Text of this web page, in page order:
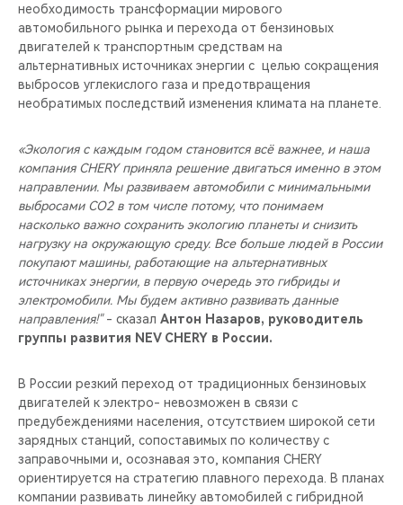
необходимость трансформации мирового
автомобильного рынка и перехода от бензиновых
двигателей к транспортным средствам на
альтернативных источниках энергии с целью сокращения
выбросов углекислого газа и предотвращения
необратимых последствий изменения климата на планете.
«Экология с каждым годом становится всё важнее, и наша
компания CHERY приняла решение двигаться именно в этом
направлении. Мы развиваем автомобили с минимальными
выбросами CO2 в том числе потому, что понимаем
насколько важно сохранить экологию планеты и снизить
нагрузку на окружающую среду. Все больше людей в России
покупают машины, работающие на альтернативных
источниках энергии, в первую очередь это гибриды и
электромобили. Мы будем активно развивать данные
направления!"- сказал Антон Назаров, руководитель
группы развития NEV CHERY в России.
В России резкий переход от традиционных бензиновых
двигателей к электро- невозможен в связи с
предубеждениями населения, отсутствием широкой сети
зарядных станций, сопоставимых по количеству с
заправочными и, осознавая это, компания CHERY
ориентируется на стратегию плавного перехода. В планах
компании развивать линейку автомобилей с гибридной